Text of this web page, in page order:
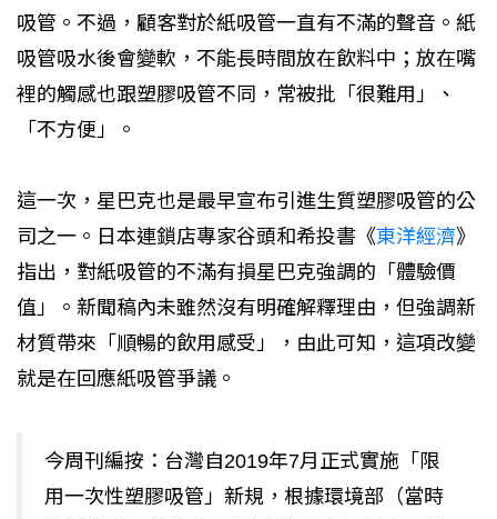
吸管。不過，顧客對於紙吸管一直有不滿的聲音。紙
吸管吸水後會變軟，不能長時間放在飲料中；放在嘴
裡的觸感也跟塑膠吸管不同，常被批「很難用」、
「不方便」。
這一次，星巴克也是最早宣布引進生質塑膠吸管的公
司之一。日本連鎖店專家谷頭和希投書《東洋經濟》
指出，對紙吸管的不滿有損星巴克強調的「體驗價
值」。新聞稿內未雖然沒有明確解釋理由，但強調新
材質帶來「順暢的飲用感受」，由此可知，這項改變
就是在回應紙吸管爭議。
今周刊編按：台灣自2019年7月正式實施「限
用一次性塑膠吸管」新規，根據環境部（當時